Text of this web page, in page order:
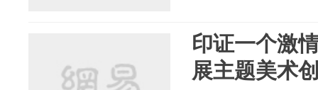
印证一个激
展主题美术